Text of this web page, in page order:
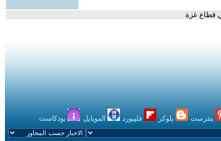
قطاع غزة
بنترست بلوكر فليبورد الموبايل بودكاست